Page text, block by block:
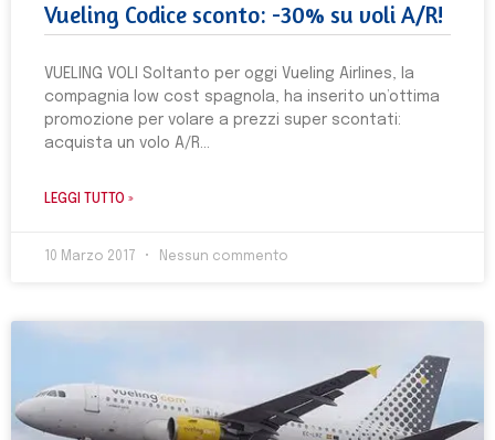
Vueling Codice sconto: -30% su voli A/R!
VUELING VOLI Soltanto per oggi Vueling Airlines, la
compagnia low cost spagnola, ha inserito un’ottima
promozione per volare a prezzi super scontati:
acquista un volo A/R
LEGGI TUTTO »
10 Marzo 2017 Nessun commento